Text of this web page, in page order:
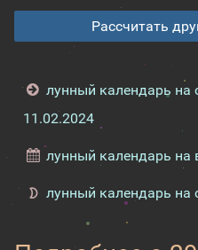
Рассчитать
лунный календарь на
11.02.2024
лунный календарь на
лунный календарь на